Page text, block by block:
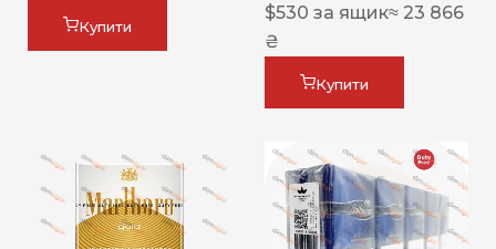
Купити
$530 за ящик≈ 23 866
₴
Купити